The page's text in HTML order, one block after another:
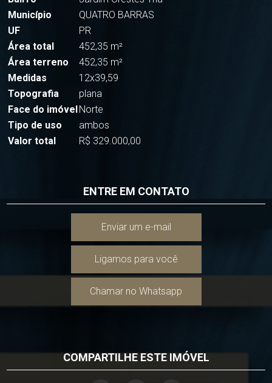
Município
QUATRO BARRAS
UF
PR
Área total
452,35 m²
Área terreno
452,35 m²
Medidas
12x39,59
Topografia
plana
Face do imóvelNorte
Tipo de uso
ambos
Valor total
R$ 329.000,00
ENTRE EM CONTATO
Enviar um e-mail
Ligamos para você
Chamar no Whatsapp
COMPARTILHE ESTE IMÓVEL